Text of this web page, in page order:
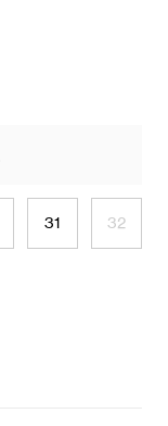
31 32